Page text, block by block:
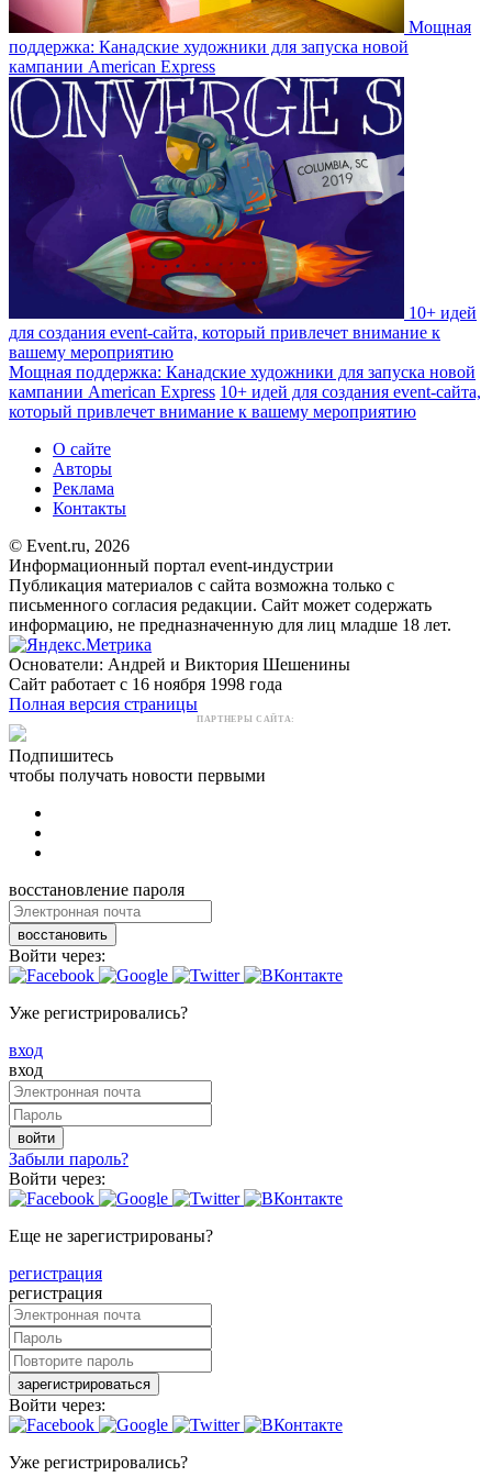
Мощная
поддержка: Канадские художники для запуска новой
кампании American Express
10+ идей
для создания event-сайта, который привлечет внимание к
вашему мероприятию
Мощная поддержка: Канадские художники для запуска новой
кампании American Express 10+ идей для создания event-сайта,
который привлечет внимание к вашему мероприятию
О сайте
Авторы
Реклама
Контакты
© Event.ru, 2026
Информационный портал event-индустрии
Публикация материалов с сайта возможна только с
письменного согласия редакции. Сайт может содержать
информацию, не предназначенную для лиц младше 18 лет.
Основатели: Андрей и Виктория Шешенины
Сайт работает с 16 ноября 1998 года
Полная версия страницы
ПАРТНЕРЫ САЙТА:
Подпишитесь
чтобы получать новости первыми
восстановление пароля
восстановить
Войти через:
Уже регистрировались?
вход
вход
войти
Забыли пароль?
Войти через:
Еще не зарегистрированы?
регистрация
регистрация
зарегистрироваться
Войти через:
Уже регистрировались?